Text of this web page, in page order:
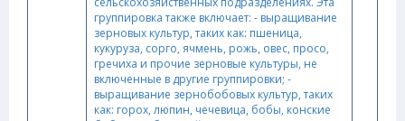
группировка также включает: - выращивание
зерновых культур, таких как: пшеница,
кукуруза, сорго, ячмень, рожь, овес, просо,
гречиха и прочие зерновые культуры, не
включенные в другие группировки; -
выращивание зернобобовых культур, таких
как: горох, люпин, чечевица, бобы, конские